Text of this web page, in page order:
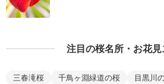
注目の桜名所・お花見
三春滝桜 千鳥ヶ淵緑道の桜 目黒川